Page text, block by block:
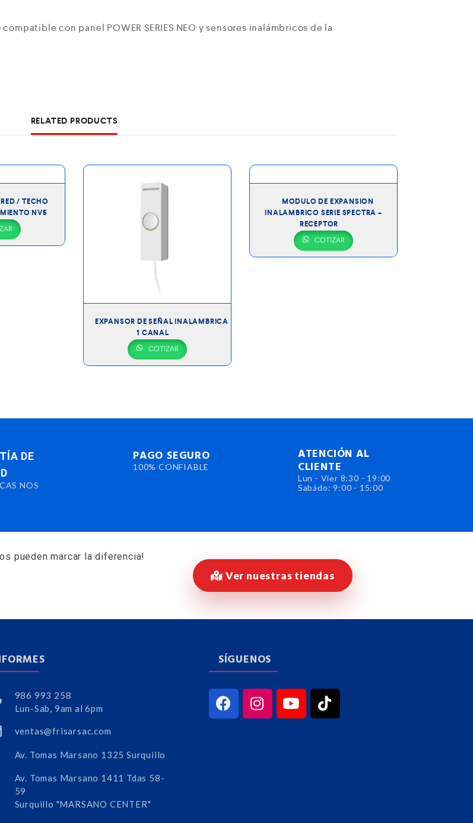
con panel POWER SERIES NEO y sensores inalámbricos de la
RELATED PRODUCTS
/ TECHO
NV5
EXPANSOR DE SEÑAL INALAMBRICA
1 CANAL
COTIZAR
MODULO DE EXPANSION
INALAMBRICO SERIE SPECTRA –
RECEPTOR
COTIZAR
DE
NOS
PAGO SEGURO
100% CONFIABLE
ATENCIÓN AL
CLIENTE
Lun - Vier 8:30 - 19:00
Sabádo: 9:00 - 15:00
pueden marcar la diferencia!
Ver nuestras tiendas
986 993 258
Lun-Sab, 9am al 6pm
ventas@frisarsac.com
Av. Tomas Marsano 1325 Surquillo
Av. Tomas Marsano 1411 Tdas 58-
59
Surquillo "MARSANO CENTER"
SÍGUENOS